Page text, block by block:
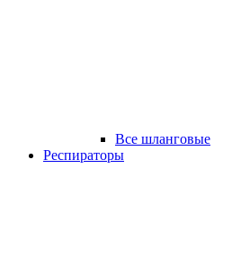
Все шланговые
Респираторы